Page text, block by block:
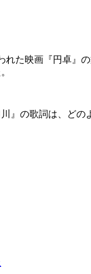
た映画『円卓』
』の歌詞は、どの